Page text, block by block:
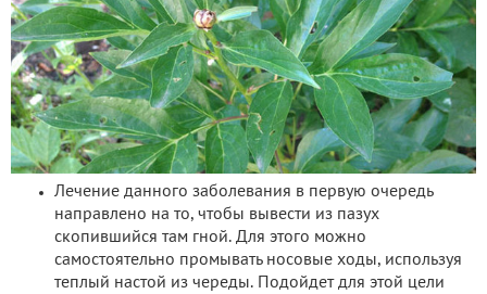
Лечение данного заболевания в первую очередь
направлено на то, чтобы вывести из пазух
скопившийся там гной. Для этого можно
самостоятельно промывать носовые ходы, используя
теплый настой из череды. Подойдет для этой цели